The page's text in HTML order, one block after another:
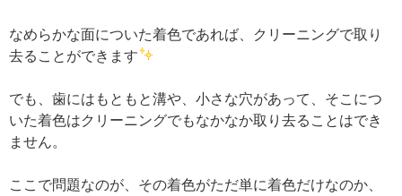
なめらかな面についた着色であれば、クリーニングで取り
去ることができます
でも、歯にはもともと溝や、小さな穴があって、そこにつ
いた着色はクリーニングでもなかなか取り去ることはでき
ません。
ここで問題なのが、その着色がただ単に着色だけなのか、